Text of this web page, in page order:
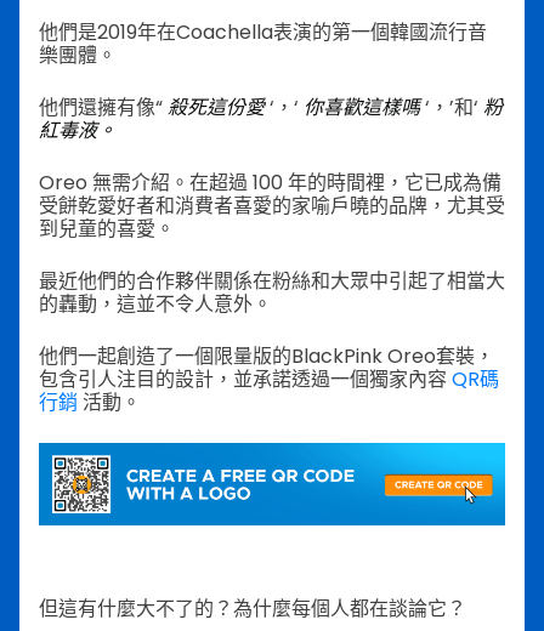
他們是2019年在Coachella表演的第一個韓國流行音
樂團體。
他們還擁有像“殺死這份愛‘，‘ 你喜歡這樣嗎‘，’和‘ 粉
紅毒液。
Oreo 無需介紹。在超過 100 年的時間裡，它已成為備
受餅乾愛好者和消費者喜愛的家喻戶曉的品牌，尤其受
到兒童的喜愛。
最近他們的合作夥伴關係在粉絲和大眾中引起了相當大
的轟動，這並不令人意外。
他們一起創造了一個限量版的BlackPink Oreo套裝，
包含引人注目的設計，並承諾透過一個獨家內容 QR碼
行銷 活動。
但這有什麼大不了的？為什麼每個人都在談論它？